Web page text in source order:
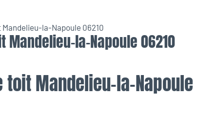
Mandelieu-la-Napoule 06210
Mandelieu-la-Napoule 06210
Mandelieu-la-Napoule